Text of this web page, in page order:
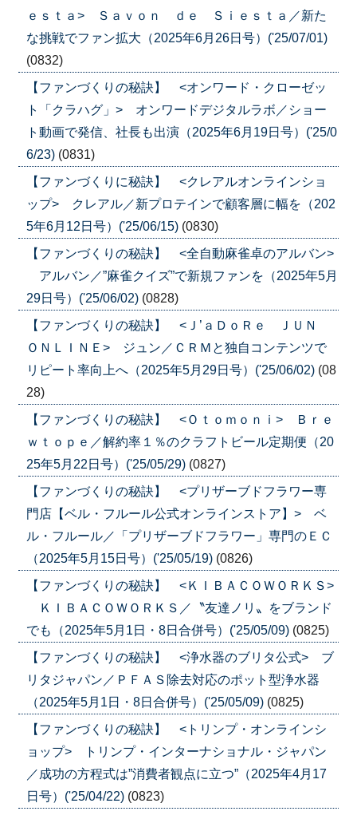
ｅｓｔａ> Ｓａｖｏｎ ｄｅ Ｓｉｅｓｔａ／新た
な挑戦でファン拡大（2025年6月26日号）('25/07/01)
(0832)
【ファンづくりの秘訣】 <オンワード・クローゼッ
ト「クラハグ」> オンワードデジタルラボ／ショー
ト動画で発信、社長も出演（2025年6月19日号）('25/0
6/23) (0831)
【ファンづくりに秘訣】 <クレアルオンラインショ
ップ> クレアル／新プロテインで顧客層に幅を（202
5年6月12日号）('25/06/15) (0830)
【ファンづくりの秘訣】 <全自動麻雀卓のアルバン>
アルバン／”麻雀クイズ”で新規ファンを（2025年5月
29日号）('25/06/02) (0828)
【ファンづくりの秘訣】 <Ｊ’ａＤｏＲｅ ＪＵＮ
ＯＮＬＩＮＥ> ジュン／ＣＲＭと独自コンテンツで
リピート率向上へ（2025年5月29日号）('25/06/02) (08
28)
【ファンづくりの秘訣】 <Ｏｔｏｍｏｎｉ> Ｂｒｅ
ｗｔｏｐｅ／解約率１％のクラフトビール定期便（20
25年5月22日号）('25/05/29) (0827)
【ファンづくりの秘訣】 <プリザーブドフラワー専
門店【ベル・フルール公式オンラインストア】> ベ
ル・フルール／「プリザーブドフラワー」専門のＥＣ
（2025年5月15日号）('25/05/19) (0826)
【ファンづくりの秘訣】 <ＫＩＢＡＣＯＷＯＲＫＳ>
ＫＩＢＡＣＯＷＯＲＫＳ／〝友達ノリ〟をブランド
でも（2025年5月1日・8日合併号）('25/05/09) (0825)
【ファンづくりの秘訣】 <浄水器のブリタ公式> ブ
リタジャパン／ＰＦＡＳ除去対応のポット型浄水器
（2025年5月1日・8日合併号）('25/05/09) (0825)
【ファンづくりの秘訣】 <トリンプ・オンラインシ
ョップ> トリンプ・インターナショナル・ジャパン
／成功の方程式は”消費者観点に立つ”（2025年4月17
日号）('25/04/22) (0823)